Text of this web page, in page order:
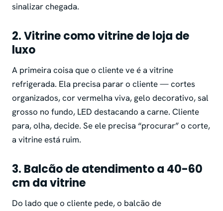
sinalizar chegada.
2. Vitrine como vitrine de loja de
luxo
A primeira coisa que o cliente ve é a vitrine
refrigerada. Ela precisa parar o cliente — cortes
organizados, cor vermelha viva, gelo decorativo, sal
grosso no fundo, LED destacando a carne. Cliente
para, olha, decide. Se ele precisa “procurar” o corte,
a vitrine está ruim.
3. Balcão de atendimento a 40-60
cm da vitrine
Do lado que o cliente pede, o balcão de